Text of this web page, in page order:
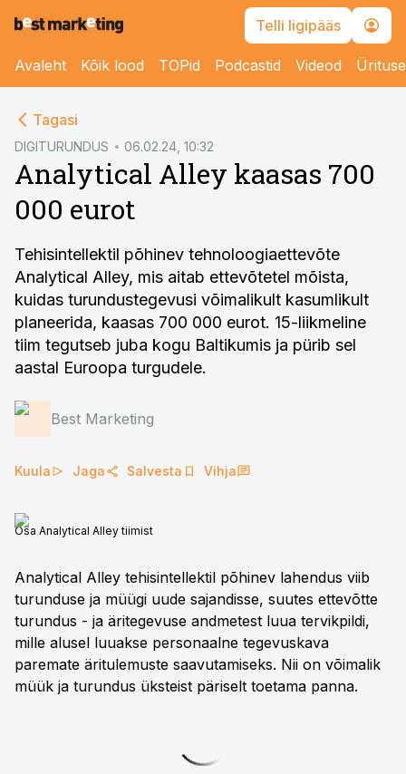
Telli ligipääs
Avaleht Kõik lood TOPid Podcastid Videod
Tagasi
DIGITURUNDUS 06.02.24, 10:32
Analytical Alley kaasas 700
000 eurot
Tehisintellektil põhinev tehnoloogiaettevõte
Analytical Alley, mis aitab ettevõtetel mõista,
kuidas turundustegevusi võimalikult kasumlikult
planeerida, kaasas 700 000 eurot. 15-liikmeline
tiim tegutseb juba kogu Baltikumis ja pürib sel
aastal Euroopa turgudele.
Best Marketing
Kuula Jaga Salvesta Vihja
Osa Analytical Alley tiimist
Analytical Alley tehisintellektil põhinev lahendus viib
turunduse ja müügi uude sajandisse, suutes ettevõtte
turundus - ja äritegevuse andmetest luua tervikpildi,
mille alusel luuakse personaalne tegevuskava
paremate äritulemuste saavutamiseks. Nii on võimalik
müük ja turundus üksteist päriselt toetama panna.